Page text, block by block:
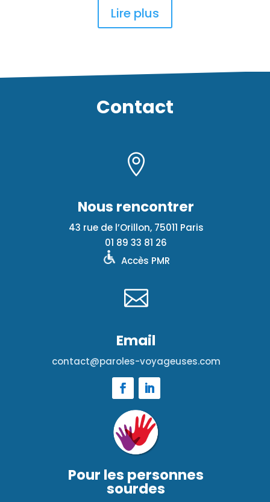
Lire plus
Contact

Nous rencontrer
43 rue de l’Orillon, 75011 Paris
01 89 33 81 26
Accès PMR

Email
contact@paroles-voyageuses.com
Pour les personnes
sourdes